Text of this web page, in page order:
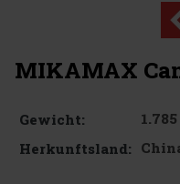
MIKAMAX
Gewicht:
Herkunftsland: